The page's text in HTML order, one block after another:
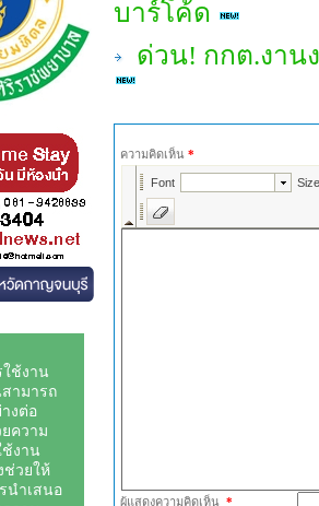
บาร์โค้ด
ด่วน! กกต.งาน
ความคิดเห็น *
ผู้แสดงความคิดเห็น *